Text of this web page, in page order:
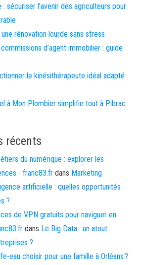
sécuriser l’avenir des agriculteurs pour
rénovation lourde sans stress
d’agent immobilier : guide
le kinésithérapeute idéal adapté
à Mon Plombier simplifie tout à Pibrac
récents
du numérique : explorer les
- franc83.fr dans Marketing
artificielle : quelles opportunités
?
de VPN gratuits pour naviguer en
dans Le Big Data : un atout
?
eau choisir pour une famille à Orléans ?